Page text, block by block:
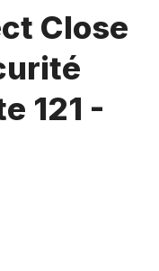
Close
121 -